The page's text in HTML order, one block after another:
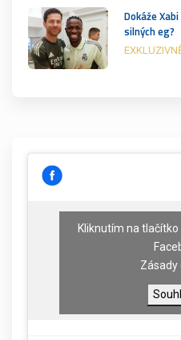
Dokáže
silných eg?
Kliknutím na
Zásady